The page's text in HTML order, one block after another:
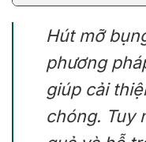
Hút mỡ
phương
giúp cải
chóng. Tuy